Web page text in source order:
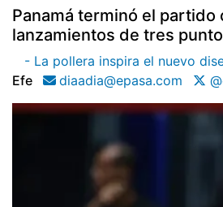
Panamá terminó el
lanzamientos de tres
- La pollera inspira el nuevo
Efe
diaadia@epasa.com